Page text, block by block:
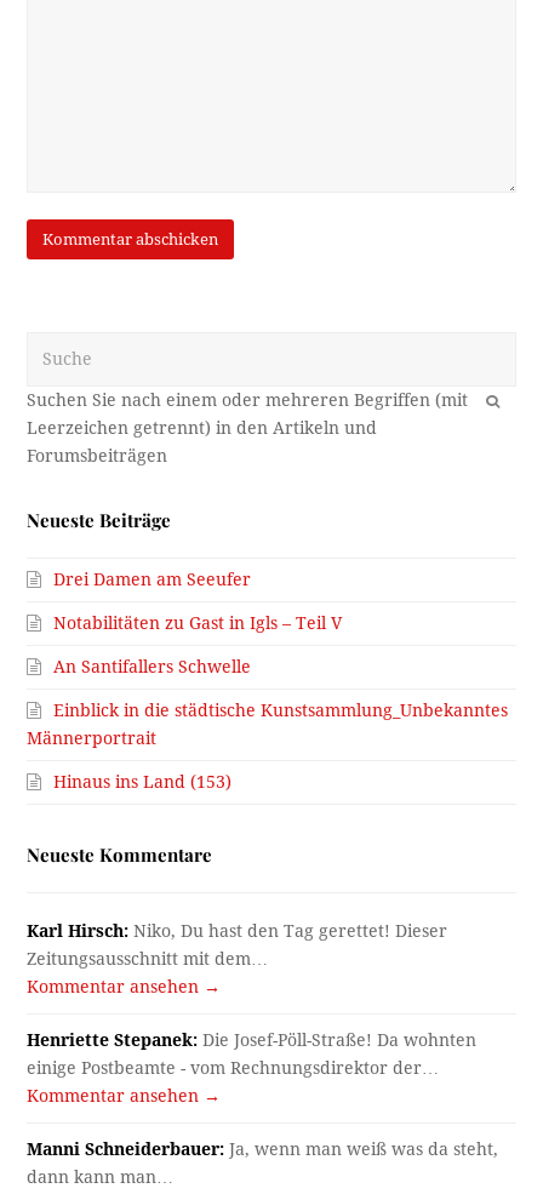
OK
Neueste Beiträge
Drei Damen am Seeufer
Notabilitäten zu Gast in Igls – Teil V
An Santifallers Schwelle
Einblick in die städtische Kunstsammlung_Unbekanntes
Männerportrait
Hinaus ins Land (153)
Neueste Kommentare
Karl Hirsch: Niko, Du hast den Tag gerettet! Dieser
Zeitungsausschnitt mit dem…
Kommentar ansehen →
Henriette Stepanek: Die Josef-Pöll-Straße! Da wohnten
einige Postbeamte - vom Rechnungsdirektor der…
Kommentar ansehen →
Manni Schneiderbauer: Ja, wenn man weiß was da steht,
dann kann man…